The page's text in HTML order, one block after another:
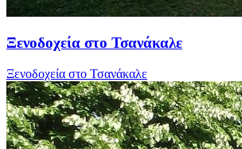
Ξενοδοχεία στο Τσανάκαλε
Ξενοδοχεία στο Τσανάκαλε